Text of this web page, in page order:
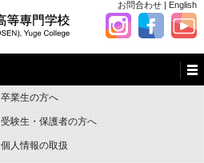
お問合わせ | English
卒業生の方へ
受験生・保護者の方へ
個人情報の取扱